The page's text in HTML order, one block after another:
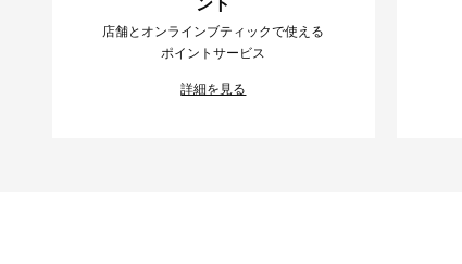
店舗とオンラインブティックで使える
ポイントサービス
詳細を見る